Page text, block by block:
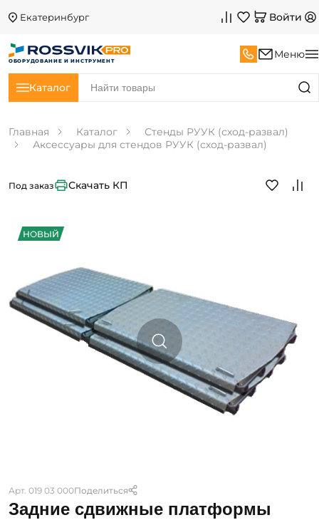
Екатеринбург Войти
ОБОРУДОВАНИЕ И ИНСТРУМЕНТ
Меню
Каталог
Главная Каталог
Стенды РУУК (сход-развал)
Аксессуары для стендов РУУК (сход-развал)
НОВЫЙ
Арт. 019 03 000Поделиться
Задние сдвижные платформы
Под заказ Скачать КП